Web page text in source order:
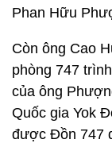
Phan Hữu
Còn ông Cao
phòng 747
của ông
Quốc gia Yok
được Đồn 747